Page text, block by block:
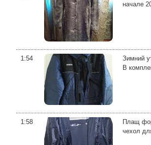
начале
1:54
Зимний
В
1:58
Плащ
чехол